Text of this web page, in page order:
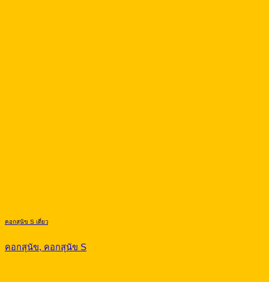
คอกสุนัข S เดี่ยว
คอกสุนัข, คอกสุนัข S